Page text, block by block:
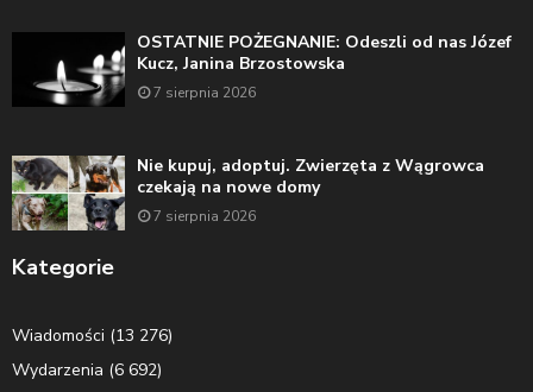
OSTATNIE POŻEGNANIE: Odeszli od nas Józef
Kucz, Janina Brzostowska
7 sierpnia 2026
Nie kupuj, adoptuj. Zwierzęta z Wągrowca
czekają na nowe domy
7 sierpnia 2026
Kategorie
Wiadomości (13 276)
Wydarzenia (6 692)